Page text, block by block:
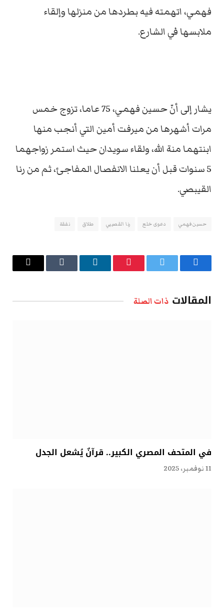
فهمي، اتهمته فيه بطردها من منزلها وإلقاء
ملابسها في الشارع.
يشار إلى أنّ حسين فهمي، 75 عاما، تزوج خمس
مرات أشهرها من ميرفت أمين التي أنجب منها
ابنتهما منة الله، ولقاء سويدان حيث استمر زواجهما
5 سنوات قبل أن يعلنا الانفصال المفاجئ، ثم من رنا
القيبصي.
حسين فهمي دعوى خلع رنا القصيبي طلاق نفقة
فيسبوك تويتر بينتيريستلينكدإن Tumblr
البريد
المقالات ذات الصلة
في المتحف المصري الكبير.. قرآنٌ يُشعل الجدل
11 نوفمبر، 2025